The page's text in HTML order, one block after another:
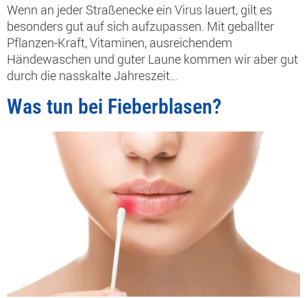
Wenn an jeder Straßenecke ein Virus lauert, gilt es
besonders gut auf sich aufzupassen. Mit geballter
Pflanzen-Kraft, Vitaminen, ausreichendem
Händewaschen und guter Laune kommen wir aber gut
durch die nasskalte Jahreszeit…
Was tun bei Fieberblasen?